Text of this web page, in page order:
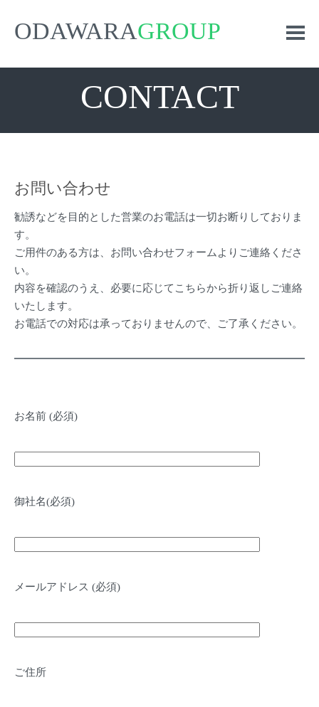
ODAWARAGROUP
CONTACT
お問い合わせ
勧誘などを目的とした営業のお電話は一切お断りしておりま
す。
ご用件のある方は、お問い合わせフォームよりご連絡くださ
い。
内容を確認のうえ、必要に応じてこちらから折り返しご連絡
いたし ます。
お電話での対応は承っておりませんので、ご了承ください。
お名前 (必須)
御社名(必須)
メールアドレス (必須)
ご住所